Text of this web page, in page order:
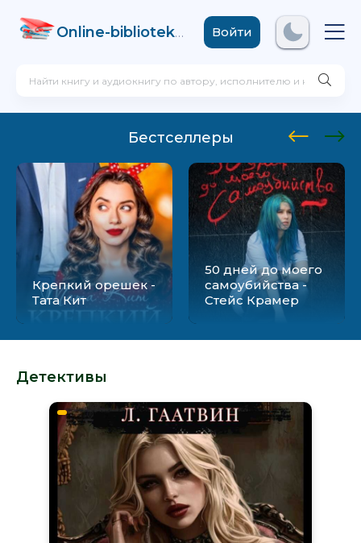
Online-biblioteka .comВойти
Бестселлеры
Крепкий орешек -
Тата Кит
50 дней до моего
самоубийства -
Стейс Крамер
Детективы